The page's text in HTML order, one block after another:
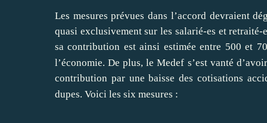
Les mesures prévues dans l’accord devraient
quasi exclusivement sur les salarié-es et
sa contribution est ainsi estimée entre 500 et
l’économie. De plus, le Medef s’est vanté
contribution par une baisse des cotisations
dupes. Voici les six mesures :